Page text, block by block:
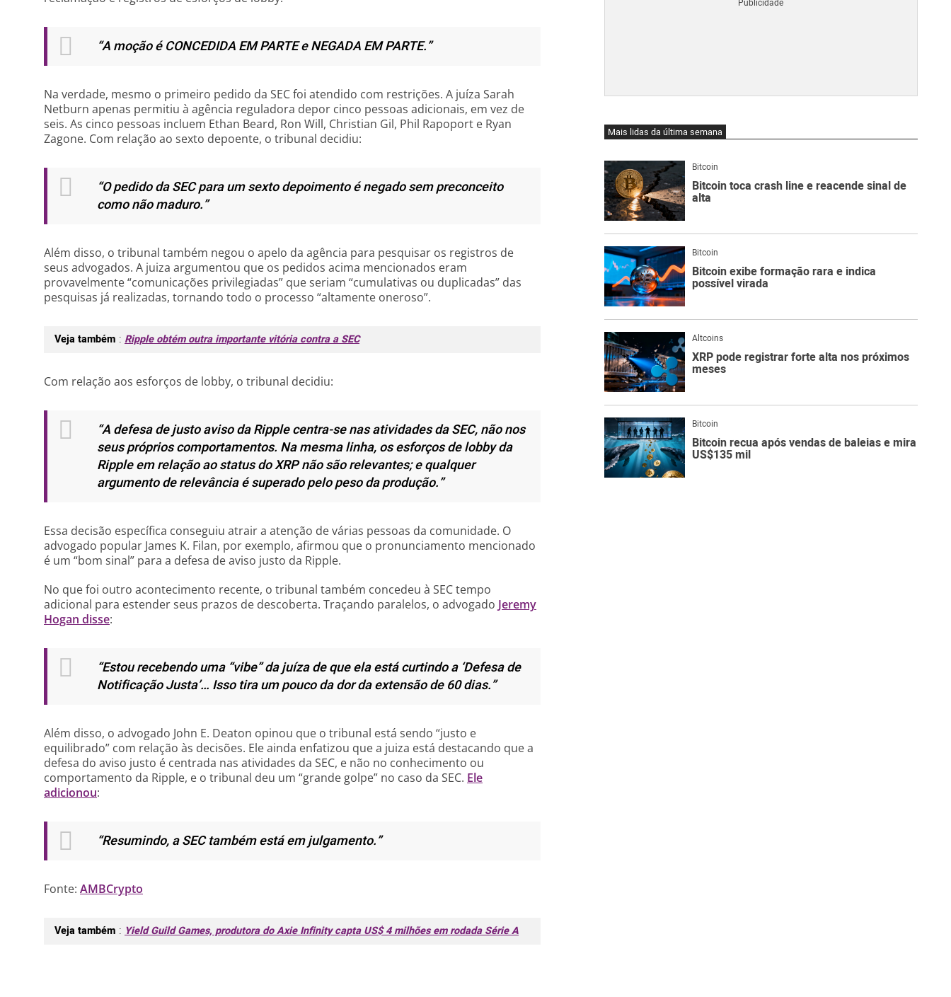
“A moção é CONCEDIDA EM PARTE e NEGADA EM PARTE.”
Na verdade, mesmo o primeiro pedido da SEC foi atendido com restrições. A juíza Sarah
Netburn apenas permitiu à agência reguladora depor cinco pessoas adicionais, em vez de
seis. As cinco pessoas incluem Ethan Beard, Ron Will, Christian Gil, Phil Rapoport e Ryan
Zagone. Com relação ao sexto depoente, o tribunal decidiu:
“O pedido da SEC para um sexto depoimento é negado sem preconceito
como não maduro.”
Além disso, o tribunal também negou o apelo da agência para pesquisar os registros de
seus advogados. A juiza argumentou que os pedidos acima mencionados eram
provavelmente “comunicações privilegiadas” que seriam “cumulativas ou duplicadas” das
pesquisas já realizadas, tornando todo o processo “altamente oneroso”.
Veja também : Ripple obtém outra importante vitória contra a SEC
Com relação aos esforços de lobby, o tribunal decidiu:
“A defesa de justo aviso da Ripple centra-se nas atividades da SEC, não nos
seus próprios comportamentos. Na mesma linha, os esforços de lobby da
Ripple em relação ao status do XRP não são relevantes; e qualquer
argumento de relevância é superado pelo peso da produção.”
Essa decisão específica conseguiu atrair a atenção de várias pessoas da comunidade. O
advogado popular James K. Filan, por exemplo, afirmou que o pronunciamento mencionado
é um “bom sinal” para a defesa de aviso justo da Ripple.
No que foi outro acontecimento recente, o tribunal também concedeu à SEC tempo
adicional para estender seus prazos de descoberta. Traçando paralelos, o advogado Jeremy
Hogan disse:
“Estou recebendo uma “vibe” da juíza de que ela está curtindo a ‘Defesa de
Notificação Justa’… Isso tira um pouco da dor da extensão de 60 dias.”
Além disso, o advogado John E. Deaton opinou que o tribunal está sendo “justo e
equilibrado” com relação às decisões. Ele ainda enfatizou que a juiza está destacando que a
defesa do aviso justo é centrada nas atividades da SEC, e não no conhecimento ou
comportamento da Ripple, e o tribunal deu um “grande golpe” no caso da SEC. Ele
adicionou:
“Resumindo, a SEC também está em julgamento.”
Fonte: AMBCrypto
Veja também : Yield Guild Games, produtora do Axie Infinity capta US$ 4 milhões em rodada Série A
Mais lidas da última semana
Bitcoin
Bitcoin toca crash line e reacende sinal de
alta
Bitcoin
Bitcoin exibe formação rara e indica
possível virada
Altcoins
XRP pode registrar forte alta nos próximos
meses
Bitcoin
Bitcoin recua após vendas de baleias e mira
US$135 mil